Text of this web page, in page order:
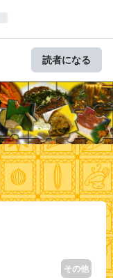
読者になる
その他